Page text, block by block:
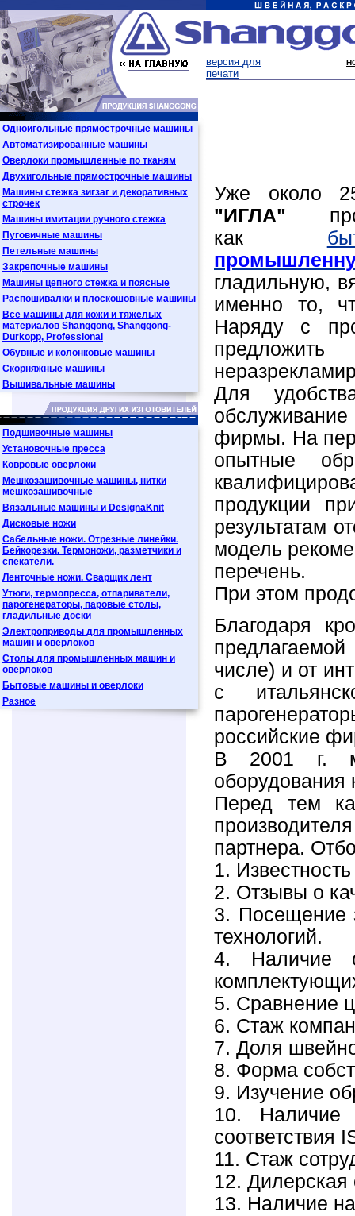
версия для
печати
Одноигольные прямострочные машины
Автоматизированные машины
Оверлоки промышленные по тканям
Двухигольные прямострочные машины
Машины стежка зигзаг и декоративных
строчек
Машины имитации ручного стежка
Пуговичные машины
Петельные машины
Закрепочные машины
Машины цепного стежка и поясные
Распошивалки и плоскошовные машины
Все машины для кожи и тяжелых
материалов Shanggong, Shanggong-
Durkopp, Professional
Обувные и колонковые машины
Скорняжные машины
Вышивальные машины
Подшивочные машины
Установочные пресса
Ковровые оверлоки
Мешкозашивочные машины, нитки
мешкозашивочные
Вязальные машины и DesignaKnit
Дисковые ножи
Сабельные ножи. Отрезные линейки.
Бейкорезки. Термоножи, разметчики и
спекатели.
Ленточные ножи. Сварщик лент
Утюги, термопресса, отпариватели,
парогенераторы, паровые столы,
гладильные доски
Электроприводы для промышленных
машин и оверлоков
Столы для промышленных машин и
оверлоков
Бытовые машины и оверлоки
Разное
Уже около
"ИГЛА"
как
гладильную,
именно то,
Наряду с
Для
фирмы. На
опытные
продукции
результатам
модель
перечень.
При этом
Благодаря
числе) и от
с
российские
В 2001 г.
оборудования
Перед тем
партнера.
1.
2. Отзывы о
3. Посещение
технологий.
4. Наличие
5. Сравнение
6. Стаж
7. Доля
8. Форма
9. Изучение
10. Наличие
соответствия
11. Стаж
12. Дилерская
13. Наличие